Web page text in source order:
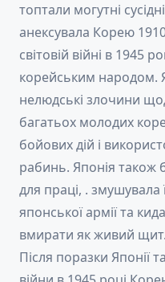
топтали могутні
анексувала Корею
світовій війні в 1945
корейським народом.
нелюдські злочини
багатьох молодих
бойових дій і
рабинь. Японія також
для праці, . змушувала
японської армії та
вмирати як живий щит.
Після поразки Японії